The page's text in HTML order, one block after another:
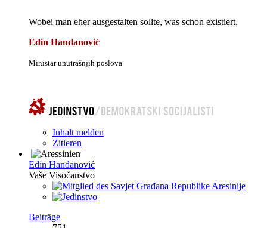
Wobei man eher ausgestalten sollte, was schon existiert.
Edin Handanović
Ministar unutrašnjih poslova
Inhalt melden
Zitieren
Edin Handanović
Vaše Visočanstvo
Beiträge